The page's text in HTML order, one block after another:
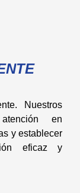
Nuestros
en
y establecer
eficaz y